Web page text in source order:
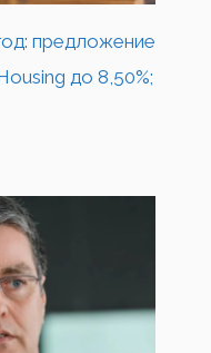
предложение
до 8,50%;